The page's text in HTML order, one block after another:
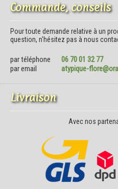
Commande, conseils
Pour toute demande relative à un
question, n'hésitez pas à nous
par téléphone
06 70 01 32 77
par email
atypique-
Livraison
Avec nos